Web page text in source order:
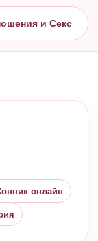
и Секс
онлайн